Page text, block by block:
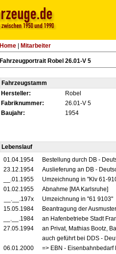
Home Mitarbeiter
Fahrzeugportrait Robel 26.01-V 5
Fahrzeugstamm
Hersteller:
Robel
Fabriknummer:
26.01-V 5
Baujahr:
1954
Lebenslauf
01.04.1954
Bestellung durch DB -
23.12.1954
Auslieferung an DB -
__.01.1955
Umzeichnung in "Klv 61-
01.02.1955
Abnahme [MA Karlsruhe]
__.__.197x
Umzeichnung in "61 9103"
15.05.1984
Beantragung der
__.__.1984
an Hafenbetriebe Stadt
27.05.1994
an Privat, Mathias Bootz,
auch geführt bei DDS -
06.01.2000
=> EBN -